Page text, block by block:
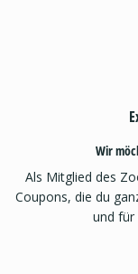
Wir
Als Mitglied des
Coupons, die du
und für